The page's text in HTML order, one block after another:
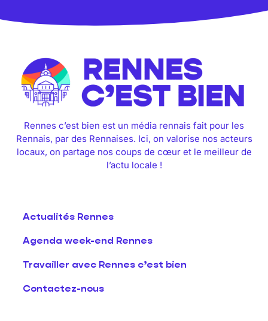
Rennes c’est bien est un média rennais fait pour les
Rennais, par des Rennaises. Ici, on valorise nos acteurs
locaux, on partage nos coups de cœur et le meilleur de
l’actu locale !
Actualités Rennes
Agenda week-end Rennes
Travailler avec Rennes c’est bien
Contactez-nous